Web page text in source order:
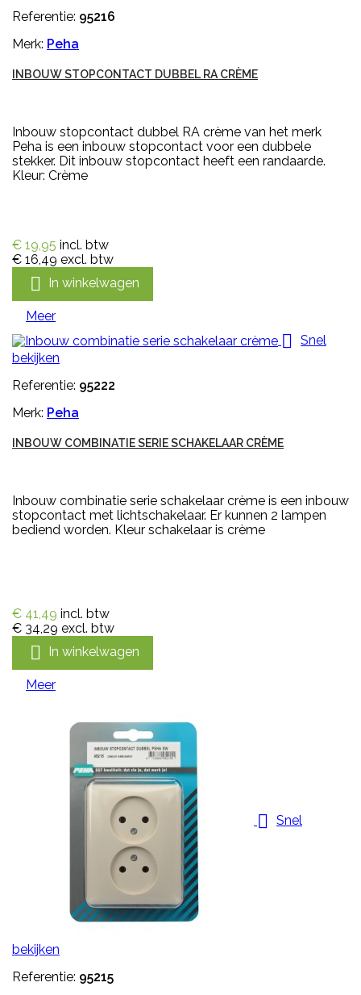
Referentie: 95216
Merk: Peha
INBOUW STOPCONTACT DUBBEL RA CRÈME
Inbouw stopcontact dubbel RA crème van het merk
Peha is een inbouw stopcontact voor een dubbele
stekker. Dit inbouw stopcontact heeft een randaarde.
Kleur: Crème
€ 19,95 incl. btw
€ 16,49 excl. btw
 In winkelwagen
Meer
 Snel
bekijken
Referentie: 95222
Merk: Peha
INBOUW COMBINATIE SERIE SCHAKELAAR CRÈME
Inbouw combinatie serie schakelaar crème is een inbouw
stopcontact met lichtschakelaar. Er kunnen 2 lampen
bediend worden. Kleur schakelaar is crème
€ 41,49 incl. btw
€ 34,29 excl. btw
 In winkelwagen
Meer
 Snel
bekijken
Referentie: 95215